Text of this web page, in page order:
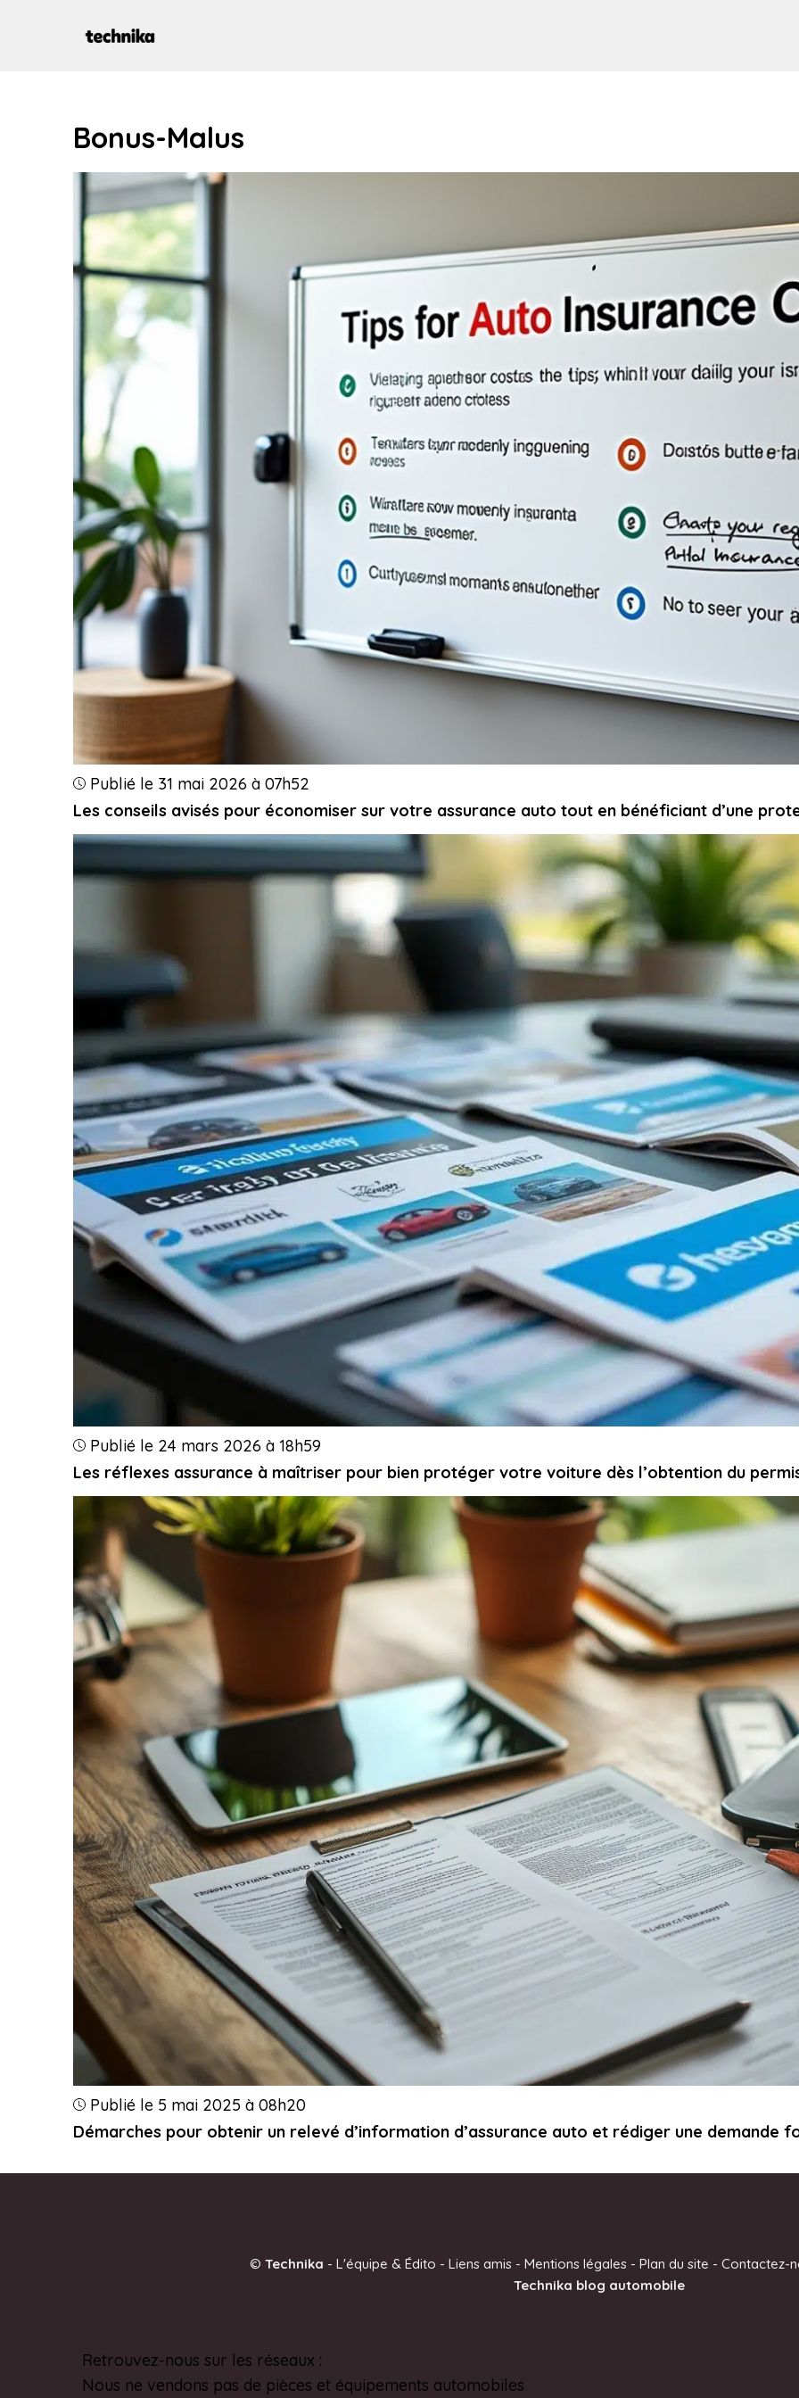
Bonus-Malus
Les conseils avisés pour économiser sur votre assurance auto tout en bénéficiant d’une
Publié le 31 mai 2026 à 07h52
Les réflexes assurance à maîtriser pour bien protéger votre voiture dès l’obtention du
Publié le 24 mars 2026 à 18h59
Démarches pour obtenir un relevé d’information d’assurance auto et rédiger une demande
Publié le 5 mai 2025 à 08h20
© Technika - L'équipe & Édito - Liens amis- Mentions légales- Plan du site - Contactez-
Technika blog automobile
Retrouvez-nous sur les réseaux :
Nous ne vendons pas de pièces et équipements automobiles